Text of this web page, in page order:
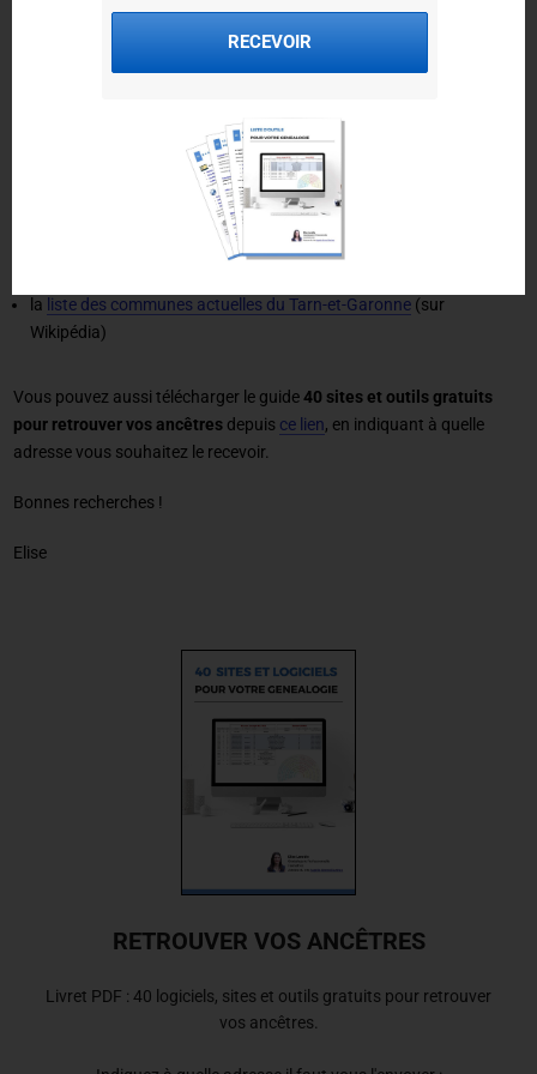
base Communes GenWeb qui fournit l'historique de chaque
commune du Tarn-et-Garonne
liste des communes renommées durant la Révolution
la liste des communes actuelles du Tarn-et-Garonne(sur
Wikipédia)
Vous pouvez aussi télécharger le guide40 sites et outils gratuits
pour retrouver vos ancêtresdepuis ce lien, en indiquant à quelle
adresse vous souhaitez le recevoir.
Bonnes recherches !
Elise
RETROUVER VOS ANCÊTRES
Livret PDF : 40 logiciels, sites et outils gratuits pour retrouver
vos ancêtres.
RECEVOIR